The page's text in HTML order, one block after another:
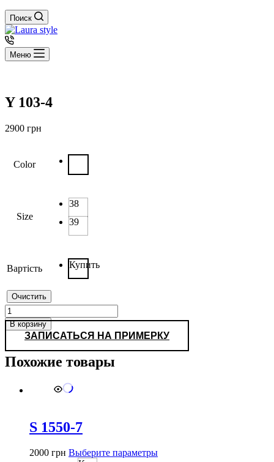
Поиск
Меню
Y 103-4
2900 грн
Color
Size
38
39
Вартість Купить
Очистить
Количество
товара
Y
4
В корзину
ЗАПИСАТЬСЯ НА ПРИМЕРКУ
Похожие товары
S 1550-7
2000 грн Выберите параметрыЭтот